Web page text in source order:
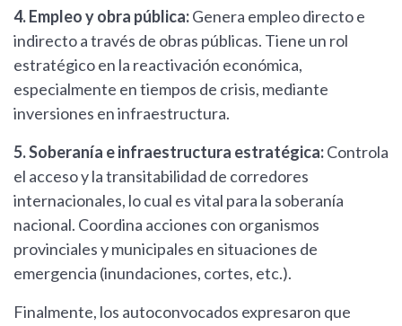
4. Empleo y obra pública:Genera empleo directo e
indirecto a través de obras públicas. Tiene un rol
estratégico en la reactivación económica,
especialmente en tiempos de crisis, mediante
inversiones en infraestructura.
5. Soberanía e infraestructura estratégica:Controla
el acceso y la transitabilidad de corredores
internacionales, lo cual es vital para la soberanía
nacional. Coordina acciones con organismos
provinciales y municipales en situaciones de
emergencia (inundaciones, cortes, etc.).
Finalmente, los autoconvocados expresaron que